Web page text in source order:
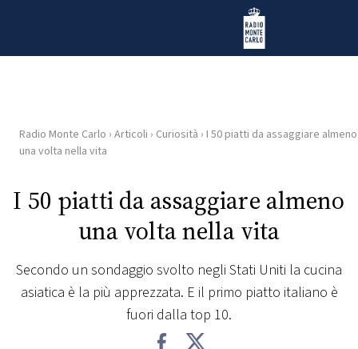
Radio Monte Carlo
HOME
RADIO
PLAYLIST
Radio Monte Carlo › Articoli › Curiosità › I 50 piatti da assaggiare almeno
una volta nella vita
I 50 piatti da assaggiare almeno
una volta nella vita
Secondo un sondaggio svolto negli Stati Uniti la cucina
asiatica è la più apprezzata. E il primo piatto italiano è
fuori dalla top 10.